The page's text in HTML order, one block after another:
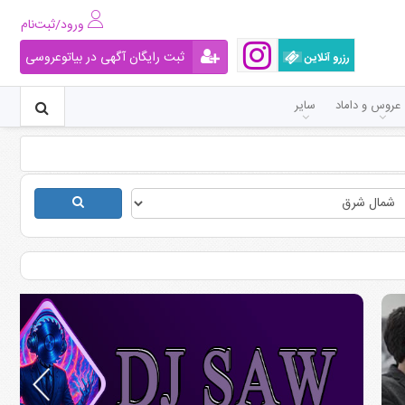
رزرو آنلاین
ثبت رایگان آگهی در بیاتوعروسی
و داماد سایر